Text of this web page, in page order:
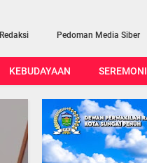
Redaksi Pedoman Media Siber
KEBUDAYAAN SEREMONI